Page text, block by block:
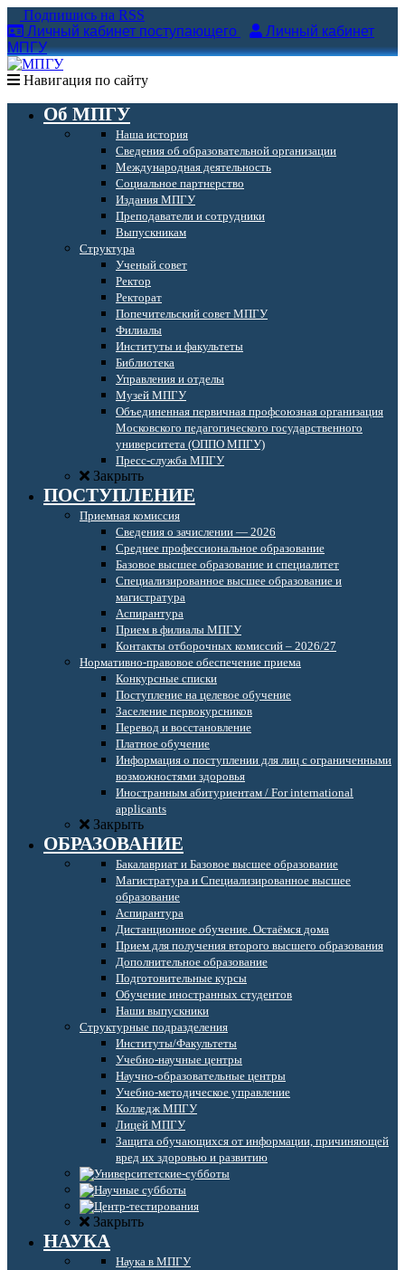
Подпишись на RSS
Личный кабинет поступающего
Личный кабинет
МПГУ
Навигация по сайту
Об МПГУ
Наша история
Сведения об образовательной организации
Международная деятельность
Социальное партнерство
Издания МПГУ
Преподаватели и сотрудники
Выпускникам
Структура
Ученый совет
Ректор
Ректорат
Попечительский совет МПГУ
Филиалы
Институты и факультеты
Библиотека
Управления и отделы
Музей МПГУ
Объединенная первичная профсоюзная организация
Московского педагогического государственного
университета (ОППО МПГУ)
Пресс-служба МПГУ
Закрыть
ПОСТУПЛЕНИЕ
Приемная комиссия
Сведения о зачислении — 2026
Среднее профессиональное образование
Базовое высшее образование и специалитет
Специализированное высшее образование и
магистратура
Аспирантура
Прием в филиалы МПГУ
Контакты отборочных комиссий – 2026/27
Нормативно-правовое обеспечение приема
Конкурсные списки
Поступление на целевое обучение
Заселение первокурсников
Перевод и восстановление
Платное обучение
Информация о поступлении для лиц с ограниченными
возможностями здоровья
Иностранным абитуриентам / For international
applicants
Закрыть
ОБРАЗОВАНИЕ
Бакалавриат и Базовое высшее образование
Магистратура и Специализированное высшее
образование
Аспирантура
Дистанционное обучение. Остаёмся дома
Прием для получения второго высшего образования
Дополнительное образование
Подготовительные курсы
Обучение иностранных студентов
Наши выпускники
Структурные подразделения
Институты/Факультеты
Учебно-научные центры
Научно-образовательные центры
Учебно-методическое управление
Колледж МПГУ
Лицей МПГУ
Защита обучающихся от информации, причиняющей
вред их здоровью и развитию
Закрыть
НАУКА
Наука в МПГУ